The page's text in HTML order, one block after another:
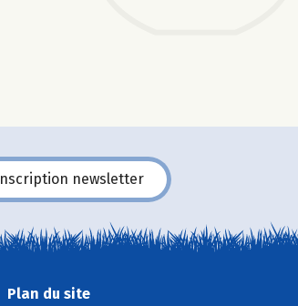
Inscription newsletter
Plan du site